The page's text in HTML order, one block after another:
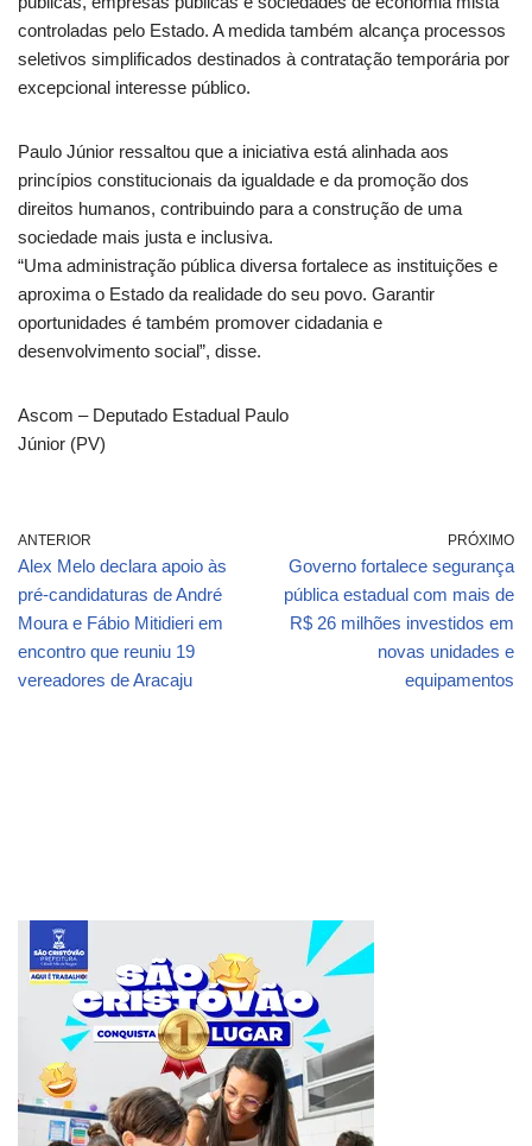
controladas pelo Estado. A medida também alcança processos
seletivos simplificados destinados à contratação temporária por
excepcional interesse público.
Paulo Júnior ressaltou que a iniciativa está alinhada aos
princípios constitucionais da igualdade e da promoção dos
direitos humanos, contribuindo para a construção de uma
sociedade mais justa e inclusiva.
“Uma administração pública diversa fortalece as instituições e
aproxima o Estado da realidade do seu povo. Garantir
oportunidades é também promover cidadania e
desenvolvimento social”, disse.
Ascom – Deputado Estadual Paulo
Júnior (PV)
ANTERIOR
Alex Melo declara apoio às
pré-candidaturas de André
Moura e Fábio Mitidieri em
encontro que reuniu 19
vereadores de Aracaju
PRÓXIMO
Governo fortalece segurança
pública estadual com mais de
R$ 26 milhões investidos em
novas unidades e
equipamentos